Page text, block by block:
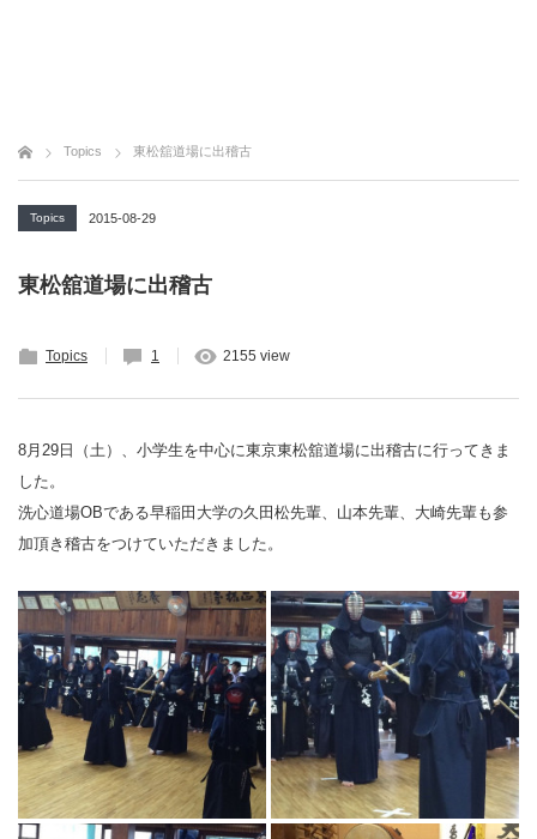
Topics 東松舘道場に出稽古
Topics 2015-08-29
東松舘道場に出稽古
Topics 1 2155 view
8月29日（土）、小学生を中心に東京東松舘道場に出稽古に行ってきま
した。
洗心道場OBである早稲田大学の久田松先輩、山本先輩、大崎先輩も参
加頂き稽古をつけていただきました。